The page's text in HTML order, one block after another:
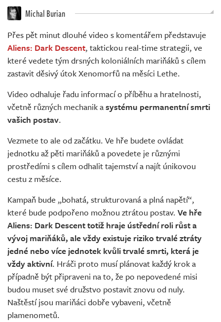
Michal Burian
Přes pět minut dlouhé video s komentářem představuje
Aliens: Dark Descent, taktickou real-time strategii, ve
které vedete tým drsných koloniálních mariňáků s cílem
zastavit děsivý útok Xenomorfů na měsíci Lethe.
Video odhaluje řadu informací o příběhu a hratelnosti,
včetně různých mechanik asystému permanentní smrti
vašich postav.
Vezmete to ale od začátku. Ve hře budete ovládat
jednotku až pěti mariňáků a povedete je různými
prostředími s cílem odhalit tajemství a najít únikovou
cestu z měsíce.
Kampaň bude „bohatá, strukturovaná a plná napětí“,
které bude podpořeno možnou ztrátou postav. Ve hře
Aliens: Dark Descent totiž hraje ústřední roli růst a
vývoj mariňáků, ale vždy existuje riziko trvalé ztráty
jedné nebo více jednotek kvůli trvalé smrti, která je
vždy aktivní. Hráči proto musí plánovat každý krok a
případně být připraveni na to, že po nepovedené misi
budou muset své družstvo postavit znovu od nuly.
Naštěstí jsou mariňáci dobře vybaveni, včetně
plamenometů.